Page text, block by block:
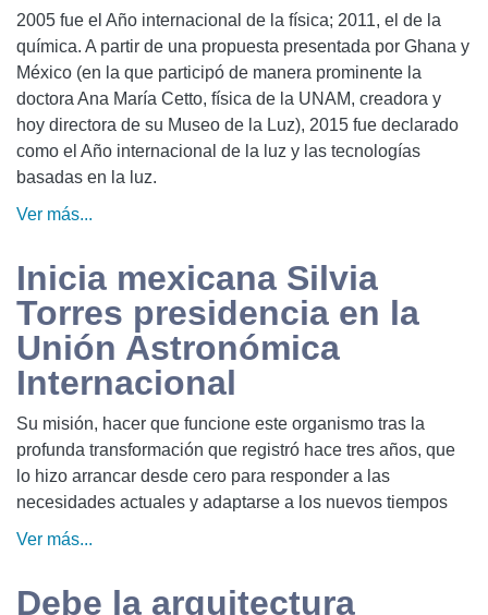
2005 fue el Año internacional de la física; 2011, el de la
química. A partir de una propuesta presentada por Ghana y
México (en la que participó de manera prominente la
doctora Ana María Cetto, física de la UNAM, creadora y
hoy directora de su Museo de la Luz), 2015 fue declarado
como el Año internacional de la luz y las tecnologías
basadas en la luz.
Ver más...
Inicia mexicana Silvia
Torres presidencia en la
Unión Astronómica
Internacional
Su misión, hacer que funcione este organismo tras la
profunda transformación que registró hace tres años, que
lo hizo arrancar desde cero para responder a las
necesidades actuales y adaptarse a los nuevos tiempos
Ver más...
Debe la arquitectura